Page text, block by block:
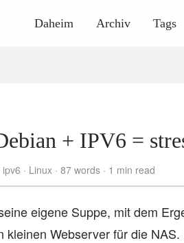
Daheim Archiv Tags
+ IPV6 =
ipv6 Linux 87 words 1 min read
eigene Suppe, mit dem
Webserver für die